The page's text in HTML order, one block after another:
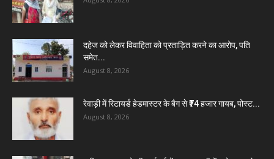
दहेज को लेकर विवाहिता को प्रताड़ित करने का आरोप, पति
समेत...
August 8, 2026
रेवाड़ी में रिटायर्ड हेडमास्टर के बैग से ₹74 हजार गायब, पोस्ट...
August 8, 2026